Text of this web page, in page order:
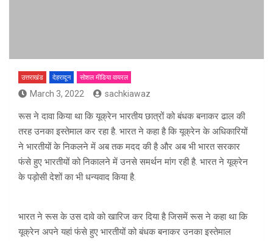
उत्तराखंड देहरादून सोशल मीडिया वायरल
March 3, 2022 sachkiawaz
रूस ने दावा किया था कि यूक्रेन भारतीय छात्रों को बंधक बनाकर ढाल की
तरह उनका इस्तेमाल कर रहा है. भारत ने कहा है कि यूक्रेन के अधिकारियों
ने भारतीयों के निकलने में अब तक मदद की है और अब भी भारत सरकार
फंसे हुए भारतीयों को निकालने में उनसे समर्थन मांग रही है. भारत ने यूक्रेन
के पड़ोसी देशों का भी धन्यवाद किया है.
भारत ने रूस के उस दावे को खारिज कर दिया है जिसमें रूस ने कहा था कि
यूक्रेन अपने यहां फंसे हुए भारतीयों को बंधक बनाकर उनका इस्तेमाल